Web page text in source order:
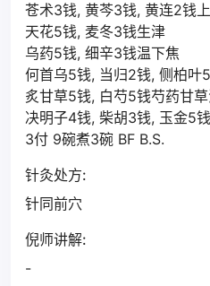
苍术3钱, 黄芩3钱, 黄连2钱
天花5钱, 麦冬3钱生津
乌药5钱, 细辛3钱温下焦
何首乌5钱, 当归2钱, 侧柏叶
炙甘草5钱, 白芍5钱芍药甘
决明子4钱, 柴胡3钱, 玉金5
3付 9碗煮3碗 BF B.S.
针灸处方:
针同前穴
倪师讲解:
-